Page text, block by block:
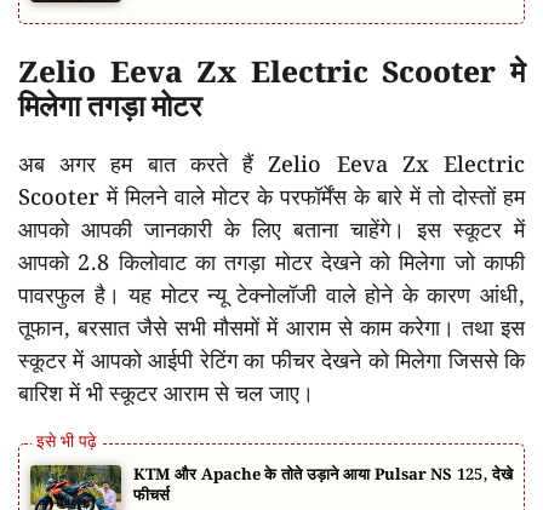
Zelio Eeva Zx Electric Scooter मे
मिलेगा तगड़ा मोटर
अब अगर हम बात करते हैं Zelio Eeva Zx Electric
Scooter में मिलने वाले मोटर के परफॉर्मेंस के बारे में तो दोस्तों हम
आपको आपकी जानकारी के लिए बताना चाहेंगे। इस स्कूटर में
आपको 2.8 किलोवाट का तगड़ा मोटर देखने को मिलेगा जो काफी
पावरफुल है। यह मोटर न्यू टेक्नोलॉजी वाले होने के कारण आंधी,
तूफान, बरसात जैसे सभी मौसमों में आराम से काम करेगा। तथा इस
स्कूटर में आपको आईपी रेटिंग का फीचर देखने को मिलेगा जिससे कि
बारिश में भी स्कूटर आराम से चल जाए।
KTM और Apache के तोते उड़ाने आया Pulsar NS 125, देखे
फीचर्स